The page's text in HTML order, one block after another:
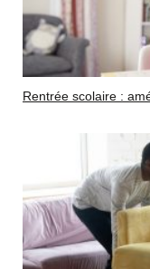
Rentrée scolaire :